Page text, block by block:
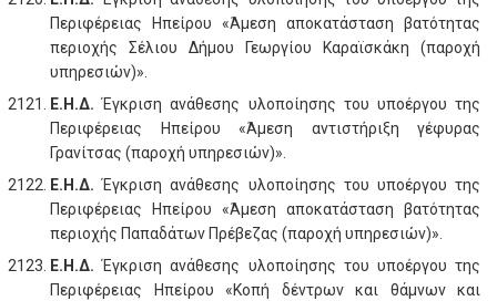
Περιφέρειας Ηπείρου «Άμεση αποκατάσταση βατότητας
περιοχής Σέλιου Δήμου Γεωργίου Καραϊσκάκη (παροχή
υπηρεσιών)».
Ε.Η.Δ.Έγκριση ανάθεσης υλοποίησης του υποέργου της
Περιφέρειας Ηπείρου «Άμεση αντιστήριξη γέφυρας
Γρανίτσας (παροχή υπηρεσιών)».
Ε.Η.Δ.Έγκριση ανάθεσης υλοποίησης του υποέργου της
Περιφέρειας Ηπείρου «Άμεση αποκατάσταση βατότητας
περιοχής Παπαδάτων Πρέβεζας (παροχή υπηρεσιών)».
Ε.Η.Δ.Έγκριση ανάθεσης υλοποίησης του υποέργου της
Περιφέρειας Ηπείρου «Κοπή δέντρων και θάμνων και